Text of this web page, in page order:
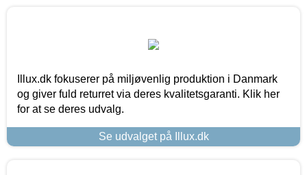
Illux.dk fokuserer på miljøvenlig produktion i Danmark
og giver fuld returret via deres kvalitetsgaranti. Klik her
for at se deres udvalg.
Se udvalget på Illux.dk